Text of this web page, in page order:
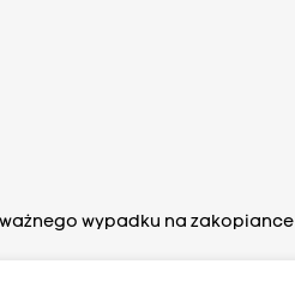
wypadku na zakopiance